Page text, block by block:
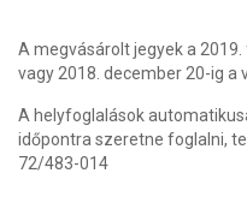
A megvásárolt jegyek a
vagy 2018. december 20-ig a
A helyfoglalások
időpontra szeretne foglalni,
72/483-014